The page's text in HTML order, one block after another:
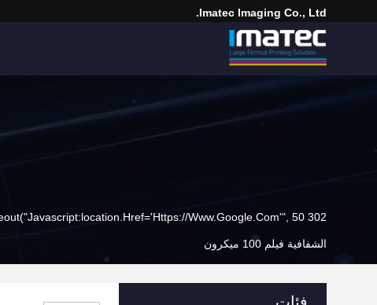
Imatec Imaging Co., Ltd.
302 SetTimeout("javascript:location.href='https://www.google.com'", 50);
الشفافية فيلم 100 ميكرون